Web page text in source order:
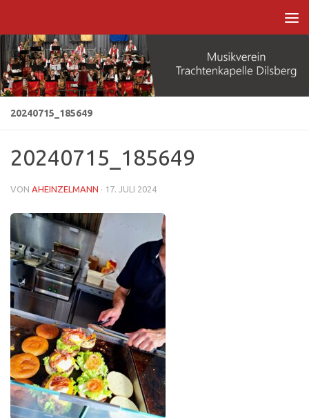
20240715_185649
20240715_185649
VON AHEINZELMANN · 17. JULI 2024